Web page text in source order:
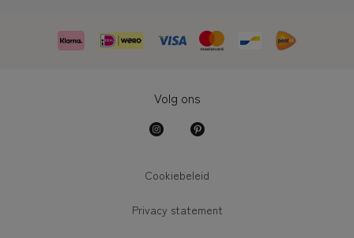
Volg ons
Cookiebeleid
Privacy statement